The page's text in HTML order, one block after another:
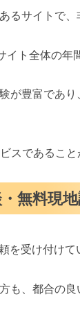
るサイトで、
ト全体の年
が豊富であ
スであること
無料現
を受け付けて
、都合の良